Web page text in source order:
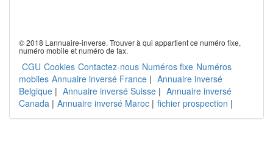
© 2018 Lannuaire-inverse. Trouver à qui appartient ce numéro fixe,
numéro mobile et numéro de fax.
CGU Cookies Contactez-nous Numéros fixe Numéros
mobiles Annuaire inversé France | Annuaire inversé
Belgique | Annuaire inversé Suisse | Annuaire inversé
Canada | Annuaire inversé Maroc | fichier prospection |